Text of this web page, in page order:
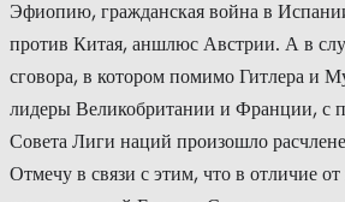
Эфиопию, гражданская война в
против Китая, аншлюс Австрии. А в
сговора, в котором помимо Гитлера и
лидеры Великобритании и Франции, с
Совета Лиги наций произошло
Отмечу в связи с этим, что в отличие